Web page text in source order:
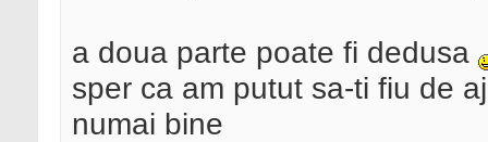
a doua parte poate fi dedusa
sper ca am putut sa-ti fiu de
numai bine